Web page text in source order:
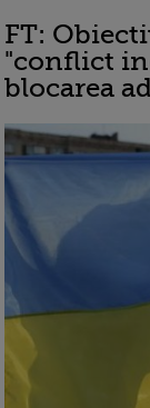
FT:
"conflict
blocarea